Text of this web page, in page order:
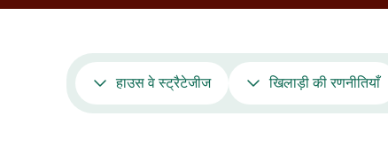
हाउस वे स्ट्रैटेजीज खिलाड़ी की रणनीतियाँ